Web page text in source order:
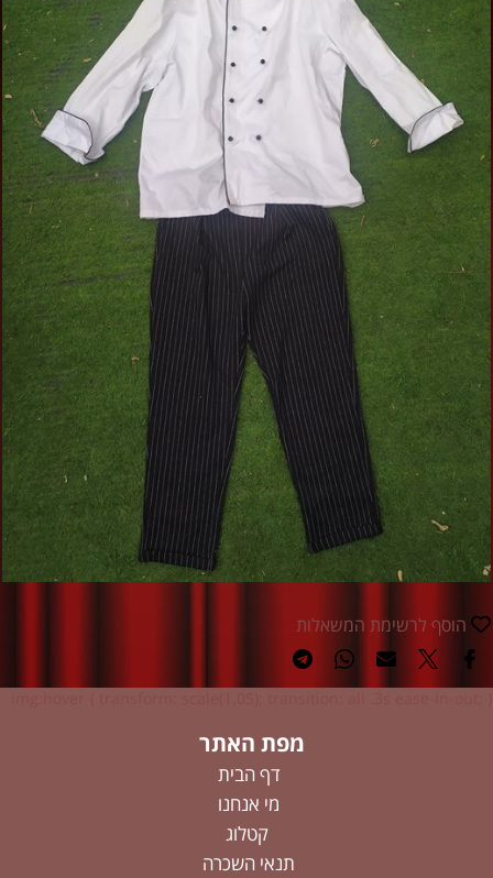
הוסף לרשימת המשאלות
מפת האתר
דף הבית
מי אנחנו
קטלוג
תנאי השכרה